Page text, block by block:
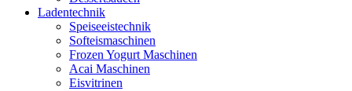
Ladentechnik
Speiseeistechnik
Softeismaschinen
Frozen Yogurt Maschinen
Acai Maschinen
Eisvitrinen